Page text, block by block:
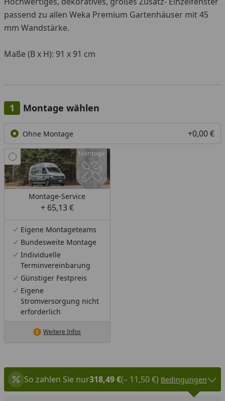
passend zu allen Weka Premium Gartenhäuser mit 45
mm Wandstärke.
Maße (B x H): 91 x 91 cm
Montage wählen
Ohne Montage +0,00 €
Montage-Service
+ 65,13 €
Eigene Montageteams
Bundesweite Montage
Individuelle
Terminvereinbarung
Günstiger Festpreis
Eigene
Stromversorgung nicht
erforderlich
Weitere Infos
So zahlen Sie nur318,49 €(– 11,50 €) Bedingungen